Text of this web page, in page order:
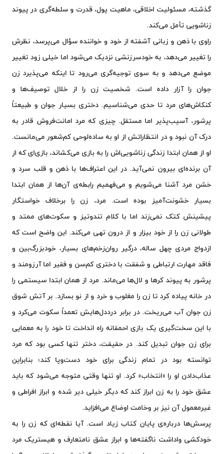
گذشته، مسئولیت اخلاقی، ماهیت پول، قدرت و سلطه‌گری در پیوند
زناشویی تأمل می‌کند.
راوی با ذهن و زبانی آشفته از خود و خواننده سؤال می‌پرسد، نظرش
را تغییر می‌دهد، به خودسرزنشی نزدیک می‌شود اما خیلی زود تغییر
موضع می‌دهد و به سوی توجیه‌گری می‌رود تا اینکه می‌پذیرد زن
جوان را آزار داده است. شخصیت زن را از خلال توصیف‌ها و
کنکاش‌های مرد تا حدی می‌شناسیم. دختری بسیار جوان و طبیعتاً
پرشور، آسیب‌پذیر اما مستقل. چیزی که مرد امانت‌فروش قادر به
درک آن نبود و در انتظاراتش از او به ساده‌لوحی کم‌شعور می‌مانست.
او از همان ابتدا زندگی زناشویی‌اش را به بازی می‌کشاند، بازی‌ای که از
آن برنده‌ای بیرون نمی‌آید. در این اعتراف‌ها با ذهن و قلب سرد و
خشن مرد آشنا می‌شویم و می‌فهمیم رابطه‌ی آن‌ها از همان ابتدا
بسیار خشونت‌آمیز بوده است. مرد، زن را برخلاف خواستگار
پیشینش کتک نمی‌زند اما با کلام تندوتیز و سکوت‌های ممتد و
طولانی زن را از خود بیزار و از درون تهی می‌کند. این واضح است که
ازدواج مردی چهل ساله، درگیر روان‌زخم‌های بسیار، خودبزرگ‌بین و
فاقد مهارت ارتباطی و شفقت با دختری کم‌سن و فقیر اما آرزومند و
پرشور به پیوند کرها و لال‌ها می‌ماند. مرد از همان ابتدا سیستمی را
در خانه پیاده کرد تا زن را مغلوب و خرد و از نو بسازد. بر آتش شوق
زن جوان آب می‌ریخت. در برابر درددل‌هایش تعمداً سکوت می‌کرد و
با این سخت‌گیری یک بازی احمقانه راه انداخت تا خود را به معمایی
برای زن جوان تبدیل کند. در حقیقت، دختر تنها کسی بود که مرد
توانسته بود در تمام زندگی برای خود دست‌وپا کند؛ بنابراین
عذاب‌دادن او را «انتخاب» کرد. او تنها وقتی متوجه می‌شود که باید
عشق خود را به زن ابراز کند که دیگر خیلی دیر شده و ابراز افراطی و
غیرمعمول آن نیز بر وخامت اوضاع می‌افزاید.
پرسش‌ها درباره‌ی پایان کتاب زیاد است. آیا نقطه‌ای که زن را به
خودکشی واداشت ناگفته‌ها و ابراز عشق نامتعارف و هیستریک مرد